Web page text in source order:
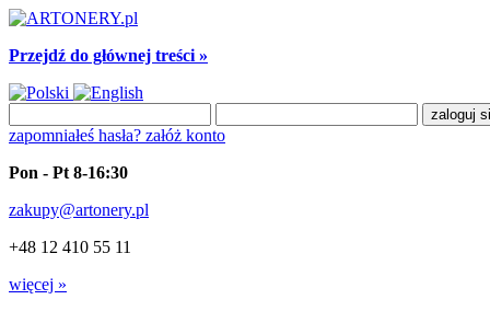
Przejdź do głównej treści »
zapomniałeś hasła? załóż konto
Pon - Pt 8-16:30
zakupy@artonery.pl
+48 12 410 55 11
więcej »